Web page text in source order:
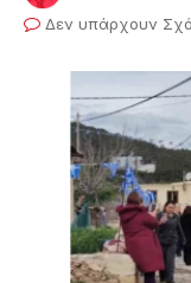
Δεν υπάρχουν